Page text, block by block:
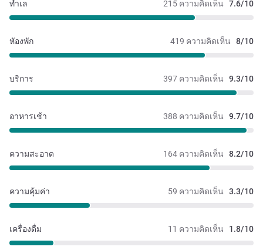
215 ความคิดเห็น 7.6/10
ทำเล
419 ความคิดเห็น 8/10
หัองพัก
397 ความคิดเห็น 9.3/10
บริการ
388 ความคิดเห็น 9.7/10
อาหารเช้า
164 ความคิดเห็น 8.2/10
ความสะอาด
59 ความคิดเห็น 3.3/10
ความคุ้มค่า
11 ความคิดเห็น 1.8/10
เครื่องดื่ม